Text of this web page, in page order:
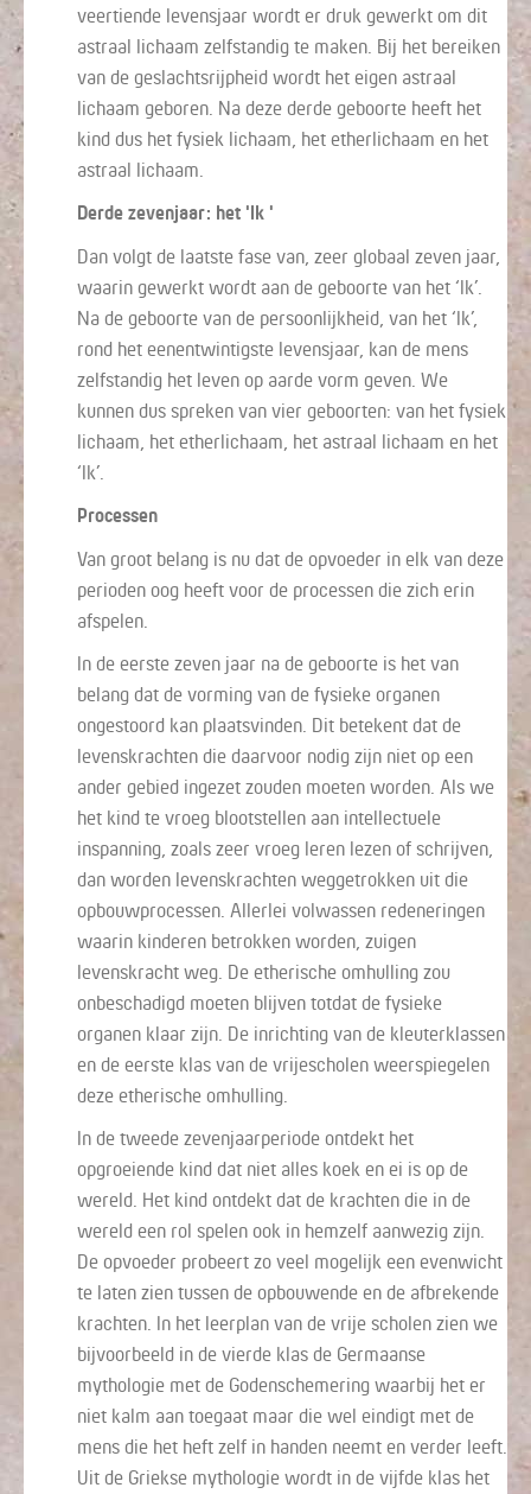
veertiende levensjaar wordt er druk gewerkt om dit
astraal lichaam zelfstandig te maken. Bij het bereiken
van de geslachtsrijpheid wordt het eigen astraal
lichaam geboren. Na deze derde geboorte heeft het
kind dus het fysiek lichaam, het etherlichaam en het
astraal lichaam.
Derde zevenjaar: het 'Ik '
Dan volgt de laatste fase van, zeer globaal zeven jaar,
waarin gewerkt wordt aan de geboorte van het ‘Ik’.
Na de geboorte van de persoonlijkheid, van het ‘Ik’,
rond het eenentwintigste levensjaar, kan de mens
zelfstandig het leven op aarde vorm geven. We
kunnen dus spreken van vier geboorten: van het fysiek
lichaam, het etherlichaam, het astraal lichaam en het
‘Ik’.
Processen
Van groot belang is nu dat de opvoeder in elk van deze
perioden oog heeft voor de processen die zich erin
afspelen.
In de eerste zeven jaar na de geboorte is het van
belang dat de vorming van de fysieke organen
ongestoord kan plaatsvinden. Dit betekent dat de
levenskrachten die daarvoor nodig zijn niet op een
ander gebied ingezet zouden moeten worden. Als we
het kind te vroeg blootstellen aan intellectuele
inspanning, zoals zeer vroeg leren lezen of schrijven,
dan worden levenskrachten weggetrokken uit die
opbouwprocessen. Allerlei volwassen redeneringen
waarin kinderen betrokken worden, zuigen
levenskracht weg. De etherische omhulling zou
onbeschadigd moeten blijven totdat de fysieke
organen klaar zijn. De inrichting van de kleuterklassen
en de eerste klas van de vrijescholen weerspiegelen
deze etherische omhulling.
In de tweede zevenjaarperiode ontdekt het
opgroeiende kind dat niet alles koek en ei is op de
wereld. Het kind ontdekt dat de krachten die in de
wereld een rol spelen ook in hemzelf aanwezig zijn.
De opvoeder probeert zo veel mogelijk een evenwicht
te laten zien tussen de opbouwende en de afbrekende
krachten. In het leerplan van de vrije scholen zien we
bijvoorbeeld in de vierde klas de Germaanse
mythologie met de Godenschemering waarbij het er
niet kalm aan toegaat maar die wel eindigt met de
mens die het heft zelf in handen neemt en verder leeft.
Uit de Griekse mythologie wordt in de vijfde klas het